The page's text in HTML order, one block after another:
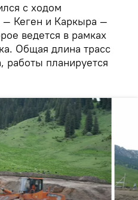
с ходом
— Кеген и Каркыра —
ведется в рамках
Общая длина трасс
работы планируется